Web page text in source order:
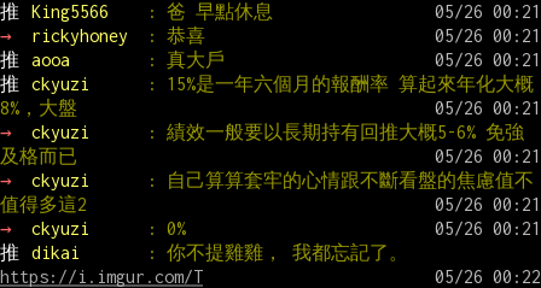
推
King5566
: 爸 早點休息
→
rickyhoney
: 恭喜
推
aooa
: 真大戶
推
ckyuzi
: 15%是一年六個月的報酬率 算起來年化大概
8%，大盤
→
ckyuzi
: 績效一般要以長期持有回推大概5-6% 免強
及格而已
→
ckyuzi
: 自己算算套牢的心情跟不斷看盤的焦慮值不
值得多這2
→
ckyuzi
: 0%
推
dikai
https://i.imgur.com/T